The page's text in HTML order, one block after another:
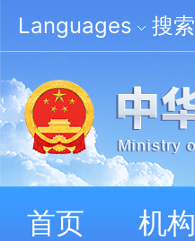
Languages 搜索
首页 机构